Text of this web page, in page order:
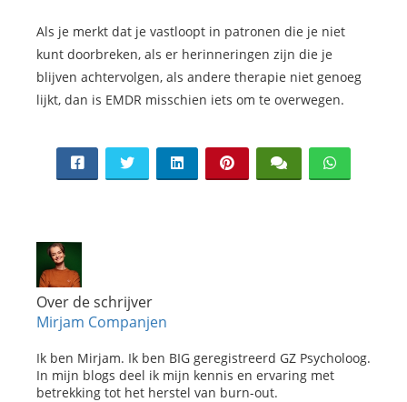
Als je merkt dat je vastloopt in patronen die je niet
kunt doorbreken, als er herinneringen zijn die je
blijven achtervolgen, als andere therapie niet genoeg
lijkt, dan is EMDR misschien iets om te overwegen.
Over de schrijver
Mirjam Companjen
Ik ben Mirjam. Ik ben BIG geregistreerd GZ Psycholoog.
In mijn blogs deel ik mijn kennis en ervaring met
betrekking tot het herstel van burn-out.